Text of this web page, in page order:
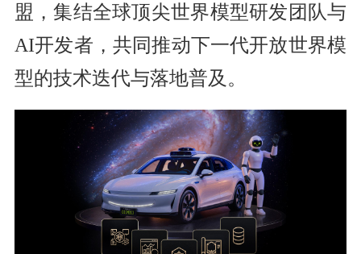
盟，集结全球顶尖世界模型研发团队与
AI开发者，共同推动下一代开放世界模
型的技术迭代与落地普及。